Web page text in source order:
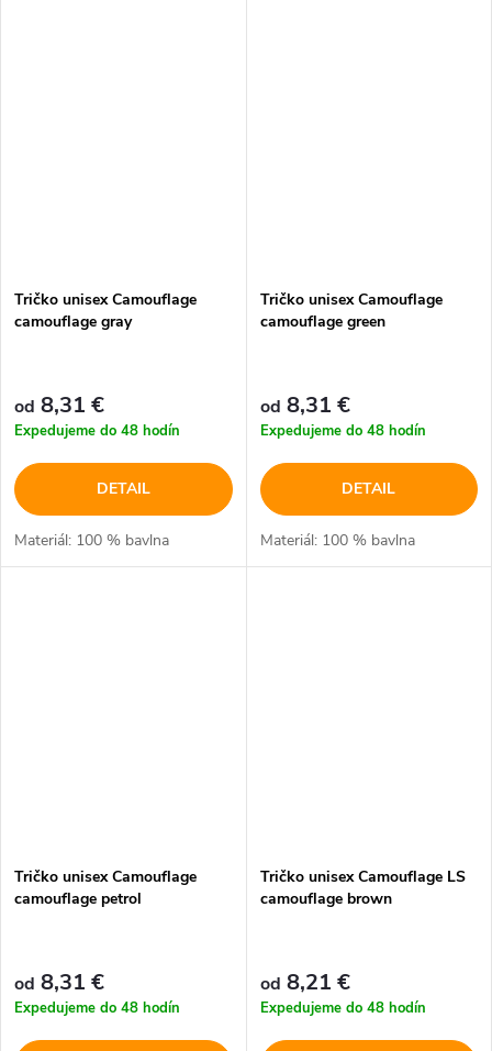
Tričko unisex Camouflage
camouflage gray
od 8,31 €
Expedujeme do 48 hodín
DETAIL
Materiál: 100 % bavlna
Tričko unisex Camouflage
camouflage green
od 8,31 €
Expedujeme do 48 hodín
DETAIL
Materiál: 100 % bavlna
Tričko unisex Camouflage
camouflage petrol
od 8,31 €
Expedujeme do 48 hodín
Tričko unisex Camouflage LS
camouflage brown
od 8,21 €
Expedujeme do 48 hodín